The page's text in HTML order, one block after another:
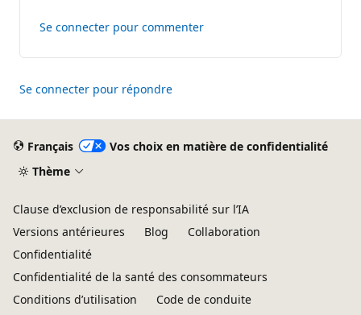
Se connecter pour commenter
Se connecter pour répondre
Français
Vos choix en matière de confidentialité
Thème
Clause d’exclusion de responsabilité sur l’IA
Versions antérieures
Blog
Collaboration
Confidentialité
Confidentialité de la santé des consommateurs
Conditions d’utilisation
Code de conduite